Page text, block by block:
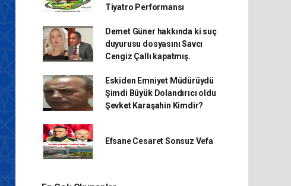
Tiyatro Performansı
Demet Güner hakkında ki suç
duyurusu dosyasını Savcı
Cengiz Çallı kapatmış.
Eskiden Emniyet Müdürüydü
Şimdi Büyük Dolandırıcı oldu
Şevket Karaşahin Kimdir?
Efsane Cesaret Sonsuz Vefa